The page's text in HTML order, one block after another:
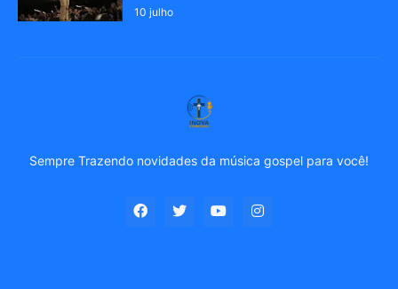
10 julho
Sempre Trazendo novidades da música gospel para você!